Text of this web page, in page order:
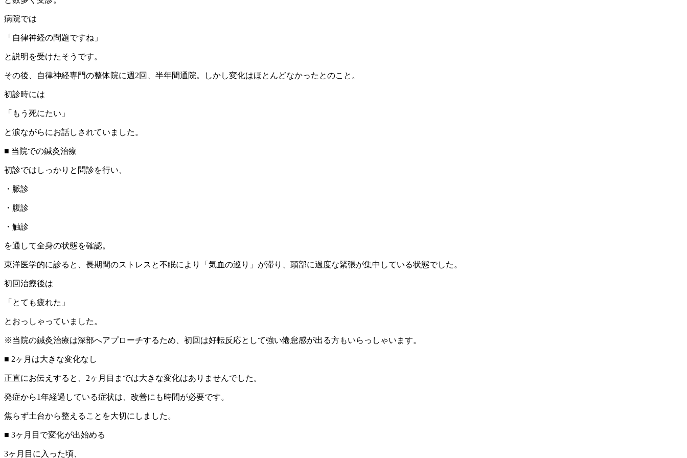
病院では
「自律神経の問題ですね」
と説明を受けたそうです。
その後、自律神経専門の整体院に週2回、半年間通院。しかし変化はほとんどなかったとのこと。
初診時には
「もう死にたい」
と涙ながらにお話しされていました。
■ 当院での鍼灸治療
初診ではしっかりと問診を行い、
・脈診
・腹診
・触診
を通して全身の状態を確認。
東洋医学的に診ると、長期間のストレスと不眠により「気血の巡り」が滞り、頭部に過度な緊張が集中している状態でした。
初回治療後は
「とても疲れた」
とおっしゃっていました。
※当院の鍼灸治療は深部へアプローチするため、初回は好転反応として強い倦怠感が出る方もいらっしゃいます。
■ 2ヶ月は大きな変化なし
正直にお伝えすると、2ヶ月目までは大きな変化はありませんでした。
発症から1年経過している症状は、改善にも時間が必要です。
焦らず土台から整えることを大切にしました。
■ 3ヶ月目で変化が出始める
3ヶ月目に入った頃、